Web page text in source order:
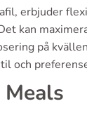
erbjuder
kan
på
och